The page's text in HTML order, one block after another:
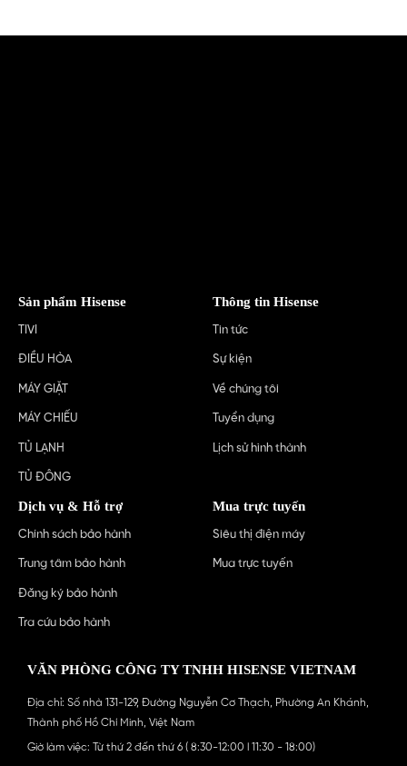
Sản phẩm Hisense
TIVI
ĐIỀU HÒA
MÁY GIẶT
MÁY CHIẾU
TỦ LẠNH
TỦ ĐÔNG
Thông tin Hisense
Tin tức
Sự kiện
Về chúng tôi
Tuyển dụng
Lịch sử hình thành
Dịch vụ & Hỗ trợ
Chính sách bảo hành
Trung tâm bảo hành
Đăng ký bảo hành
Tra cứu bảo hành
Mua trực tuyến
Siêu thị điện máy
Mua trực tuyến
VĂN PHÒNG CÔNG TY TNHH HISENSE VIETNAM
Địa chỉ: Số nhà 131-129, Đường Nguyễn Cơ Thạch, Phường An Khánh,
Thành phố Hồ Chí Minh, Việt Nam
Giờ làm việc: Từ thứ 2 đến thứ 6 ( 8:30-12:00 l 11:30 - 18:00)